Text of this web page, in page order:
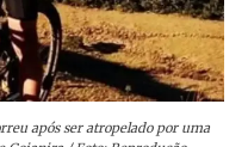
após ser atropelado por uma